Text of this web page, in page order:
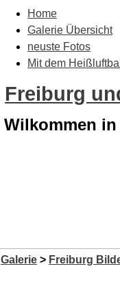
Home
Galerie Übersicht
neuste Fotos
Mit dem
Freiburg
Wilkommen
Galerie > Freiburg